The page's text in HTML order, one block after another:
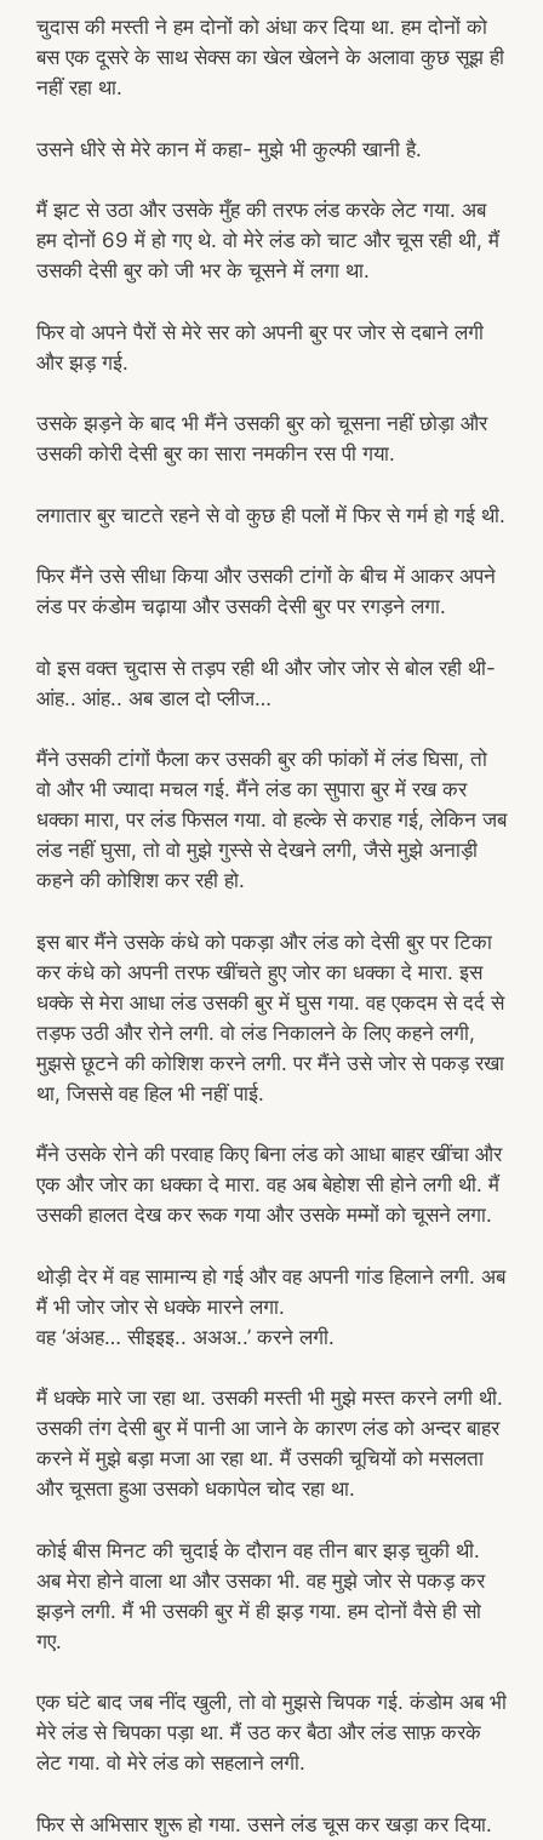
चुदास की मस्ती ने हम दोनों को अंधा कर दिया था. हम दोनों को
बस एक दूसरे के साथ सेक्स का खेल खेलने के अलावा कुछ सूझ ही
नहीं रहा था.
उसने धीरे से मेरे कान में कहा- मुझे भी कुल्फी खानी है.
मैं झट से उठा और उसके मुँह की तरफ लंड करके लेट गया. अब
हम दोनों 69 में हो गए थे. वो मेरे लंड को चाट और चूस रही थी, मैं
उसकी देसी बुर को जी भर के चूसने में लगा था.
फिर वो अपने पैरों से मेरे सर को अपनी बुर पर जोर से दबाने लगी
और झड़ गई.
उसके झड़ने के बाद भी मैंने उसकी बुर को चूसना नहीं छोड़ा और
उसकी कोरी देसी बुर का सारा नमकीन रस पी गया.
लगातार बुर चाटते रहने से वो कुछ ही पलों में फिर से गर्म हो गई थी.
फिर मैंने उसे सीधा किया और उसकी टांगों के बीच में आकर अपने
लंड पर कंडोम चढ़ाया और उसकी देसी बुर पर रगड़ने लगा.
वो इस वक्त चुदास से तड़प रही थी और जोर जोर से बोल रही थी-
आंह.. आंह.. अब डाल दो प्लीज…
मैंने उसकी टांगों फैला कर उसकी बुर की फांकों में लंड घिसा, तो
वो और भी ज्यादा मचल गई. मैंने लंड का सुपारा बुर में रख कर
धक्का मारा, पर लंड फिसल गया. वो हल्के से कराह गई, लेकिन जब
लंड नहीं घुसा, तो वो मुझे गुस्से से देखने लगी, जैसे मुझे अनाड़ी
कहने की कोशिश कर रही हो.
इस बार मैंने उसके कंधे को पकड़ा और लंड को देसी बुर पर टिका
कर कंधे को अपनी तरफ खींचते हुए जोर का धक्का दे मारा. इस
धक्के से मेरा आधा लंड उसकी बुर में घुस गया. वह एकदम से दर्द से
तड़फ उठी और रोने लगी. वो लंड निकालने के लिए कहने लगी,
मुझसे छूटने की कोशिश करने लगी. पर मैंने उसे जोर से पकड़ रखा
था, जिससे वह हिल भी नहीं पाई.
मैंने उसके रोने की परवाह किए बिना लंड को आधा बाहर खींचा और
एक और जोर का धक्का दे मारा. वह अब बेहोश सी होने लगी थी. मैं
उसकी हालत देख कर रूक गया और उसके मम्मों को चूसने लगा.
थोड़ी देर में वह सामान्य हो गई और वह अपनी गांड हिलाने लगी. अब
मैं भी जोर जोर से धक्के मारने लगा.
वह ‘अंअह… सीइइइ.. अअअ..’ करने लगी.
मैं धक्के मारे जा रहा था. उसकी मस्ती भी मुझे मस्त करने लगी थी.
उसकी तंग देसी बुर में पानी आ जाने के कारण लंड को अन्दर बाहर
करने में मुझे बड़ा मजा आ रहा था. मैं उसकी चूचियों को मसलता
और चूसता हुआ उसको धकापेल चोद रहा था.
कोई बीस मिनट की चुदाई के दौरान वह तीन बार झड़ चुकी थी.
अब मेरा होने वाला था और उसका भी. वह मुझे जोर से पकड़ कर
झड़ने लगी. मैं भी उसकी बुर में ही झड़ गया. हम दोनों वैसे ही सो
गए.
एक घंटे बाद जब नींद खुली, तो वो मुझसे चिपक गई. कंडोम अब भी
मेरे लंड से चिपका पड़ा था. मैं उठ कर बैठा और लंड साफ़ करके
लेट गया. वो मेरे लंड को सहलाने लगी.
फिर से अभिसार शुरू हो गया. उसने लंड चूस कर खड़ा कर दिया.